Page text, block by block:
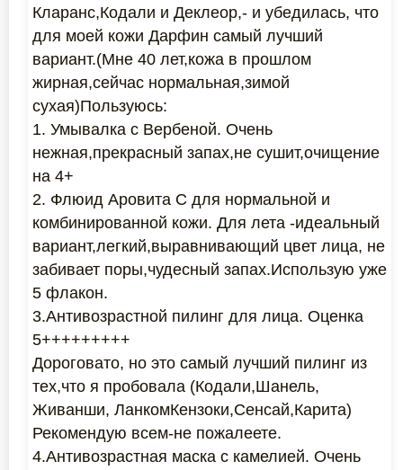
Кларанс,Кодали и Деклеор,- и убедилась, что
для моей кожи Дарфин самый лучший
вариант.(Мне 40 лет,кожа в прошлом
жирная,сейчас нормальная,зимой
сухая)Пользуюсь:
1. Умывалка с Вербеной. Очень
нежная,прекрасный запах,не сушит,очищение
на 4+
2. Флюид Аровита С для нормальной и
комбинированной кожи. Для лета -идеальный
вариант,легкий,выравнивающий цвет лица, не
забивает поры,чудесный запах.Использую уже
5 флакон.
3.Антивозрастной пилинг для лица. Оценка
5+++++++++
Дороговато, но это самый лучший пилинг из
тех,что я пробовала (Кодали,Шанель,
Живанши, ЛанкомКензоки,Сенсай,Карита)
Рекомендую всем-не пожалеете.
4.Антивозрастная маска с камелией. Очень